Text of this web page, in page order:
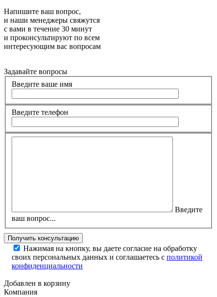
Напишите ваш вопрос,
и наши менеджеры свяжутся
с вами в течение 30 минут
и проконсультируют по всем
интересующим вас вопросам
Задавайте вопросы
Введите ваше имя
Введите телефон
Введите
ваш вопрос...
Нажимая на кнопку, вы даете согласие на обработку
своих персональных данных и соглашаетесь с политикой
конфиденциальности
Добавлен в корзину
Компания